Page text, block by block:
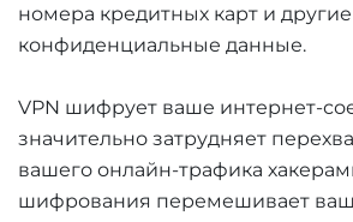
номера кредитных карт и другие
конфиденциальные данные.
VPN шифрует ваше интернет-
значительно затрудняет
вашего онлайн-трафика
шифрования перемешивает